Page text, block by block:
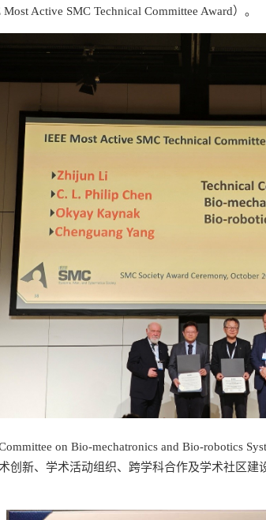
Active SMC Technical Committee Award）。
on Bio-mechatronics and Bio-robotics
创新、学术活动组织、跨学科合作及学术社区建